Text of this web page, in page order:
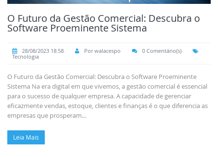
O Futuro da Gestão Comercial: Descubra o
Software Proeminente Sistema
28/08/2023 18:58 Por walacespo
0 Comentário(s)
Tecnologia
O Futuro da Gestão Comercial: Descubra o Software Proeminente
Sistema Na era digital em que vivemos, a gestão comercial é essencial
para o sucesso de qualquer empresa. A capacidade de gerenciar
eficazmente vendas, estoque, clientes e finanças é o que diferencia as
empresas que prosperam...
Leia Mais